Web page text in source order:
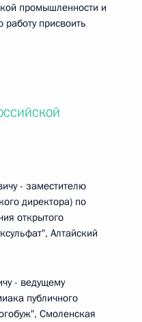
промышленности и
присвоить
- заместителю
директора) по
открытого
Алтайский
- ведущему
публичного
Смоленская